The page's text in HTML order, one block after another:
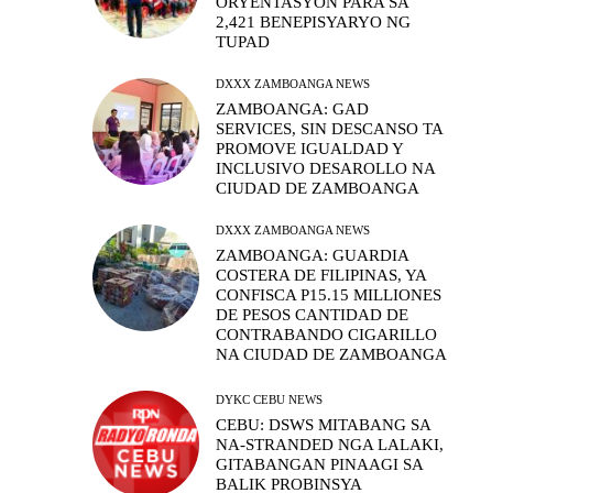
2,421 BENEPISYARYO NG
TUPAD
DXXX ZAMBOANGA NEWS
ZAMBOANGA: GAD
SERVICES, SIN DESCANSO TA
PROMOVE IGUALDAD Y
INCLUSIVO DESAROLLO NA
CIUDAD DE ZAMBOANGA
DXXX ZAMBOANGA NEWS
ZAMBOANGA: GUARDIA
COSTERA DE FILIPINAS, YA
CONFISCA P15.15 MILLIONES
DE PESOS CANTIDAD DE
CONTRABANDO CIGARILLO
NA CIUDAD DE ZAMBOANGA
DYKC CEBU NEWS
CEBU: DSWS MITABANG SA
NA-STRANDED NGA LALAKI,
GITABANGAN PINAAGI SA
BALIK PROBINSYA